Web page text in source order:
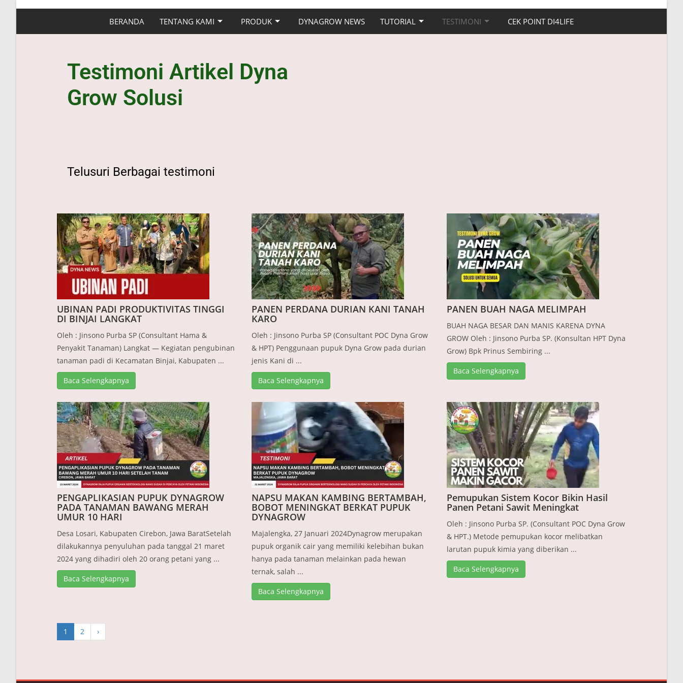
BERANDA TENTANG KAMI PRODUK DYNAGROW NEWS TUTORIAL TESTIMONI CEK POINT DI4LIFE
Testimoni Artikel Dyna
Grow Solusi
Telusuri Berbagai testimoni
UBINAN PADI PRODUKTIVITAS TINGGI
DI BINJAI LANGKAT
Oleh : Jinsono Purba SP (Consultant Hama &
Penyakit Tanaman) Langkat — Kegiatan pengubinan
tanaman padi di Kecamatan Binjai, Kabupaten ...
Baca Selengkapnya
PANEN PERDANA DURIAN KANI TANAH
KARO
Oleh : Jinsono Purba SP (Consultant POC Dyna Grow
& HPT) Penggunaan pupuk Dyna Grow pada durian
jenis Kani di ...
Baca Selengkapnya
PANEN BUAH NAGA MELIMPAH
BUAH NAGA BESAR DAN MANIS KARENA DYNA
GROW Oleh : Jinsono Purba SP. (Konsultan HPT Dyna
Grow) Bpk Prinus Sembiring ...
Baca Selengkapnya
PENGAPLIKASIAN PUPUK DYNAGROW
PADA TANAMAN BAWANG MERAH
UMUR 10 HARI
Desa Losari, Kabupaten Cirebon, Jawa BaratSetelah
dilakukannya penyuluhan pada tanggal 21 maret
2024 yang dihadiri oleh 20 orang petani yang ...
Baca Selengkapnya
NAPSU MAKAN KAMBING BERTAMBAH,
BOBOT MENINGKAT BERKAT PUPUK
DYNAGROW
Majalengka, 27 Januari 2024Dynagrow merupakan
pupuk organik cair yang memiliki kelebihan bukan
hanya pada tanaman melainkan pada hewan
ternak, salah ...
Baca Selengkapnya
Pemupukan Sistem Kocor Bikin Hasil
Panen Petani Sawit Meningkat
Oleh : Jinsono Purba SP. (Consultant POC Dyna Grow
& HPT.) Metode pemupukan kocor melibatkan
larutan pupuk kimia yang diberikan ...
Baca Selengkapnya
1 2 ›